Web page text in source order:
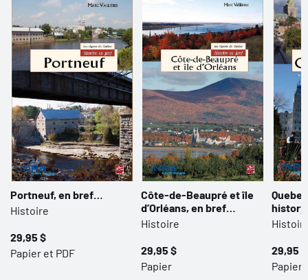
administrative sciences at Université Laval, Marc Vallières was
for several years a professor at the Université de Sherbrooke and
for 32 years in Université Laval’s history department. He has
specialized in economic history and urban history. In 1989, he
published Des mines et des hommes. Histoire de l’industrie
minérale québécoise des origines au début des années 1980.
2008, he was the editor and main author of Histoire de Québec et
de sa région.
Portneuf, en bref…
Histoire
29,95 $
Papier et PDF
Côte-de-Beaupré et île
d’Orléans, en bref…
Histoire
29,95 $
Papier
29,95 $
Papier